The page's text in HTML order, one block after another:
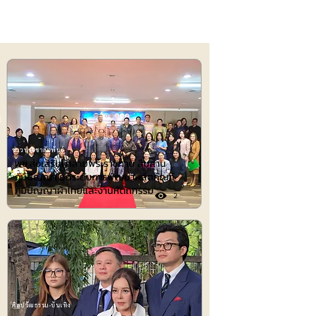
พช.ส่งเสริมผ้าลายพระราชทาน สืบสาน
ภูมิปัญญา ยกระดับการพัฒนาผลิตภัณฑ์
ภูมิปัญญาผ้าไทยและงานหัตถกรรม
2
ข่าวประชาสัมพันธ์
ศิลปวัฒธรรม-บันเทิง